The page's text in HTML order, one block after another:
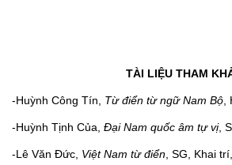
TÀI LIỆU THAM
-Huỳnh Công Tín, Từ điển từ ngữ Nam Bộ
-Huỳnh Tịnh Của, Đại Nam quốc âm tự vị,
-Lê Văn Đức, Việt Nam từ điển , SG, Khai